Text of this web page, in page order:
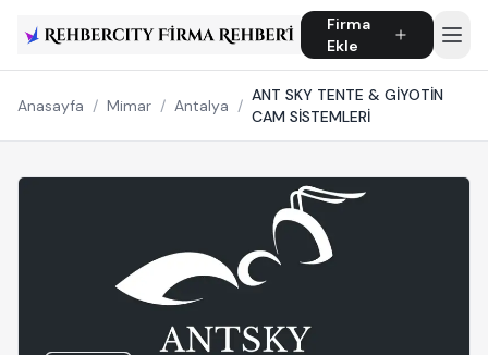
Firma
Ekle
Anasayfa / Mimar / Antalya /
ANT SKY TENTE & GİYOTİN
CAM SİSTEMLERİ